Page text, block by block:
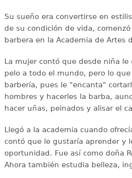
Su sueño era convertirse en
de su condición de vida,
barbera en la Academia de Artes
La mujer contó que desde niña le
pelo a todo el mundo, pero lo
barbería, pues le "encanta"
hombres y hacerles la barba,
hacer uñas, peinados y alisar el
Llegó a la academia cuando
contó que le gustaría aprender y
oportunidad. Fue así como doña
Ahora también estudia belleza,